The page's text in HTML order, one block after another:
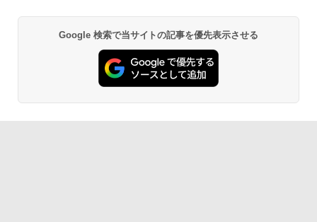
Google 検索で当サイトの記事を優先表示させる